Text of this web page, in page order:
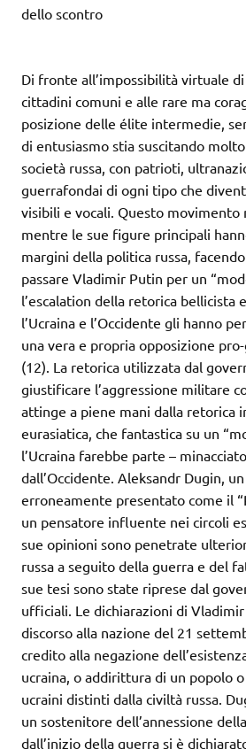
dello scontro
Di fronte all’impossibilità virtuale
cittadini comuni e alle rare ma
posizione delle élite intermedie,
di entusiasmo stia suscitando
società russa, con patrioti,
guerrafondai di ogni tipo che
visibili e vocali. Questo movimento
mentre le sue figure principali
margini della politica russa,
passare Vladimir Putin per un
l’escalation della retorica bellicista
l’Ucraina e l’Occidente gli hanno
una vera e propria opposizione
(12). La retorica utilizzata dal
giustificare l’aggressione militare
attinge a piene mani dalla retorica
eurasiatica, che fantastica su un
l’Ucraina farebbe parte –
dall’Occidente. Aleksandr Dugin,
erroneamente presentato come il
un pensatore influente nei circoli
sue opinioni sono penetrate
russa a seguito della guerra e del
sue tesi sono state riprese dal
ufficiali. Le dichiarazioni di
discorso alla nazione del 21
credito alla negazione
ucraina, o addirittura di un popolo
ucraini distinti dalla civiltà russa.
un sostenitore dell’annessione
dall’inizio della guerra si è